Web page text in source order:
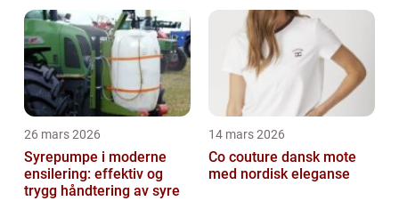
26 mars 2026
Syrepumpe i moderne
ensilering: effektiv og
trygg håndtering av syre
14 mars 2026
Co couture dansk mote
med nordisk eleganse